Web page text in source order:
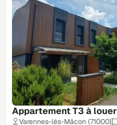
Appartement T3 à louer
Varennes-lès-Mâcon (71000)